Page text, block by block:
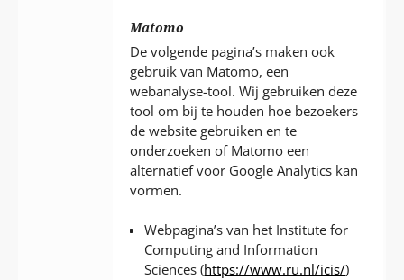
Matomo
De volgende pagina’s maken ook
gebruik van Matomo, een
webanalyse-tool. Wij gebruiken deze
tool om bij te houden hoe bezoekers
de website gebruiken en te
onderzoeken of Matomo een
alternatief voor Google Analytics kan
vormen.
Webpagina’s van het Institute for
Computing and Information
Sciences (https://www.ru.nl/icis/)